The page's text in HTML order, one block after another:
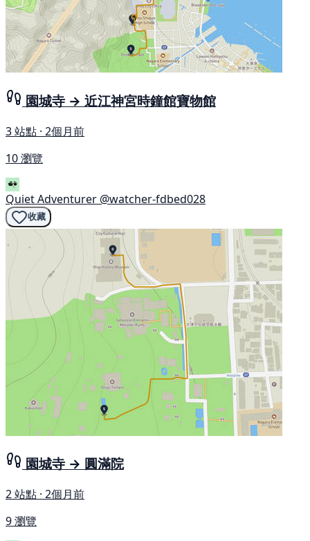
園城寺 → 近江神宮時鐘館寶物館
3 站點 · 2個月前
10 瀏覽
Quiet Adventurer @watcher-fdbed028
收藏
園城寺 → 圓滿院
2 站點 · 2個月前
9 瀏覽